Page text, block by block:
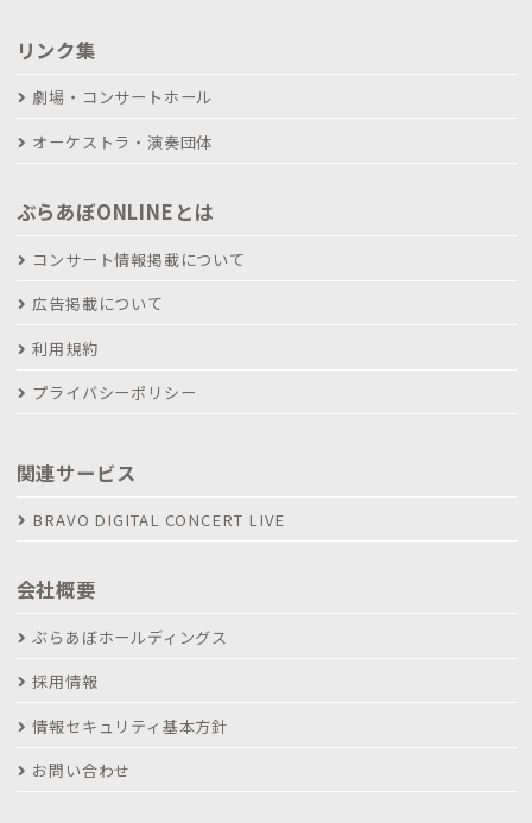
リンク集
劇場・コンサートホール
オーケストラ・演奏団体
ぶらあぼONLINEとは
コンサート情報掲載について
広告掲載について
利用規約
プライバシーポリシー
関連サービス
BRAVO DIGITAL CONCERT LIVE
会社概要
ぶらあぼホールディングス
採用情報
情報セキュリティ基本方針
お問い合わせ